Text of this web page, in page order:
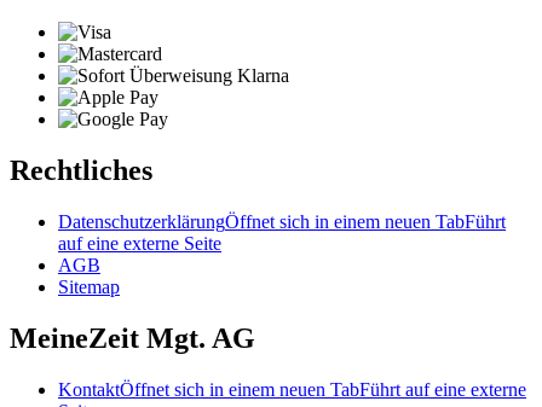
Rechtliches
DatenschutzerklärungÖffnet sich in einem neuen TabFührt
auf eine externe Seite
AGB
Sitemap
MeineZeit Mgt. AG
KontaktÖffnet sich in einem neuen TabFührt auf eine externe